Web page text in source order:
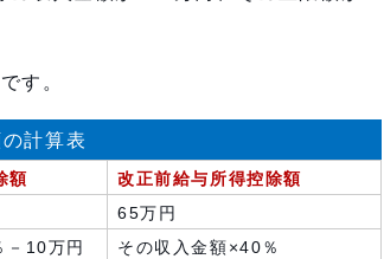
す。
計算表
額
改正前給与所得控除額
65万円
－10万円
その収入金額×40％